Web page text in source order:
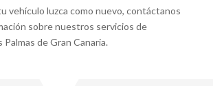
vehículo luzca como nuevo, contáctanos
sobre nuestros servicios de
Palmas de Gran Canaria.